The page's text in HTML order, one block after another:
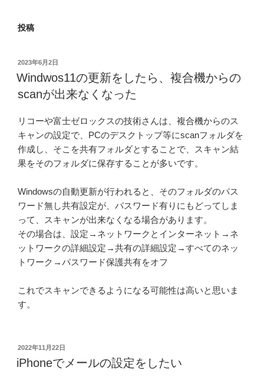
投稿
投
稿
日:
2023年6月2日
Windwos11の更新をしたら、複合機からの
scanが出来なくなった
リコーや富士ゼロックスの技術さんは、複合機からのス
キャンの設定で、PCのデスクトップ等にscanフォルダを
作成し、そこを共有フォルダとすることで、スキャン結
果をそのフォルダに保存することが多いです。
Windowsの自動更新が行われると、そのフォルダのパス
ワード無し共有設定が、パスワード有りにもどってしま
って、スキャンが出来なくなる場合があります。
その場合は、設定→ネットワークとインターネット→ネ
ットワークの詳細設定→共有の詳細設定→すべてのネッ
トワーク→パスワード保護共有をオフ
これでスキャンできるようになる可能性は高いと思いま
す。
投
稿
日:
2022年11月22日
iPhoneでメールの設定をしたい